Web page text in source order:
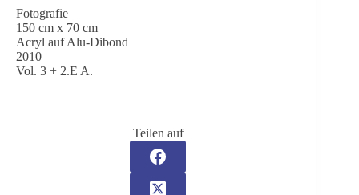
Fotografie
150 cm x 70 cm
Acryl auf Alu-Dibond
2010
Vol. 3 + 2.E A.
Teilen auf